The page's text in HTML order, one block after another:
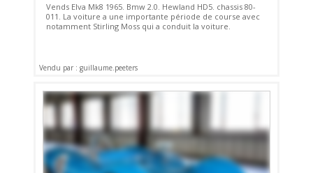
Vends Elva Mk8 1965. Bmw 2.0. Hewland HD5. chassis 80-
011. La voiture a une importante période de course avec
notamment Stirling Moss qui a conduit la voiture.
Vendu par : guillaume.peeters